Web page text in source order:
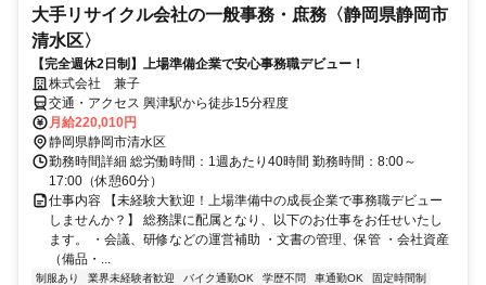
大手リサイクル会社の一般事務・庶務〈静岡県静岡市
清水区〉
【完全週休2日制】上場準備企業で安心事務職デビュー！
株式会社 兼子
交通・アクセス 興津駅から徒歩15分程度
月給220,010円
静岡県静岡市清水区
勤務時間詳細 総労働時間：1週あたり40時間 勤務時間：8:00～
17:00（休憩60分）
仕事内容 【未経験大歓迎！上場準備中の成長企業で事務職デビュー
しませんか？】 総務課に配属となり、以下のお仕事をお任せいたし
ます。 ・会議、研修などの運営補助 ・文書の管理、保管 ・会社資産
（備品・...
制服あり 業界未経験者歓迎 バイク通勤OK 学歴不問 車通勤OK
固定時間制